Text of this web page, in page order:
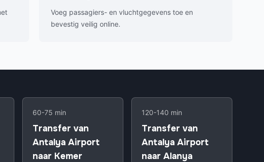
Voeg passagiers- en vluchtgegevens toe en
bevestig veilig online.
60-75 min
Transfer van
Antalya Airport
naar Kemer
120-140 min
Transfer van
Antalya Airport
naar Alanya